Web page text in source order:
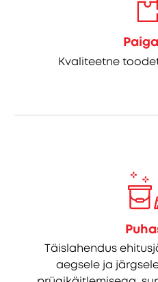
Kvaliteetne
Täislahendus
aegsele ja